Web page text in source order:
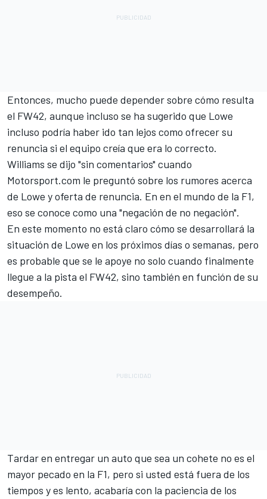
Entonces, mucho puede depender sobre cómo resulta
el FW42, aunque incluso se ha sugerido que Lowe
incluso podría haber ido tan lejos como ofrecer su
renuncia si el equipo creía que era lo correcto.
Williams se dijo "sin comentarios" cuando
Motorsport.com le preguntó sobre los rumores acerca
de Lowe y oferta de renuncia. En en el mundo de la F1,
eso se conoce como una "negación de no negación".
En este momento no está claro cómo se desarrollará la
situación de Lowe en los próximos días o semanas, pero
es probable que se le apoye no solo cuando finalmente
llegue a la pista el FW42, sino también en función de su
desempeño.
Tardar en entregar un auto que sea un cohete no es el
mayor pecado en la F1, pero si usted está fuera de los
tiempos y es lento, acabaría con la paciencia de los